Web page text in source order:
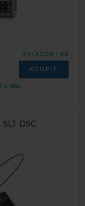
SKLADEM 1 KS
KOUPIT
u Vás
DSC